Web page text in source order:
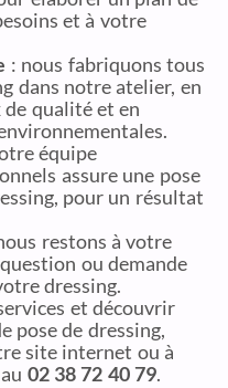
et à votre
: nous fabriquons tous
dans notre atelier, en
qualité et en
équipe
assure une pose
pour un résultat
restons à votre
ou demande
dressing.
et découvrir
pose de dressing,
site internet ou à
02 38 72 40 79.